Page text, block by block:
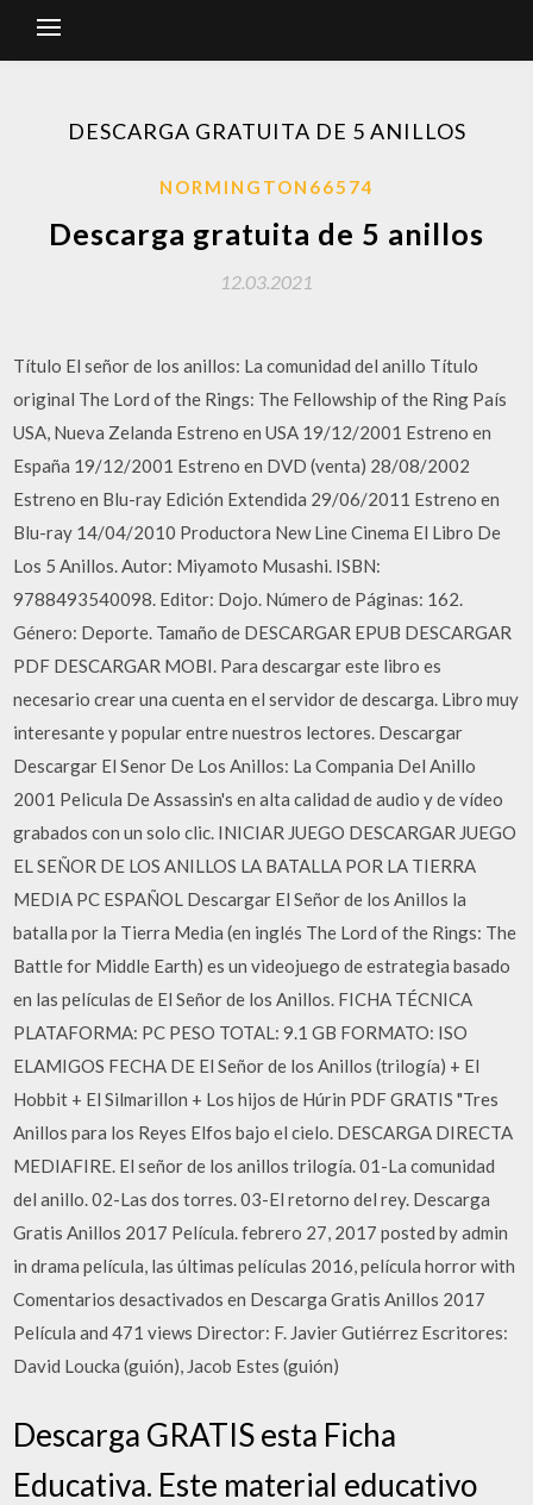
DESCARGA GRATUITA DE 5 ANILLOS
NORMINGTON66574
Descarga gratuita de 5 anillos
12.03.2021
Título El señor de los anillos: La comunidad del anillo Título
original The Lord of the Rings: The Fellowship of the Ring País
USA, Nueva Zelanda Estreno en USA 19/12/2001 Estreno en
España 19/12/2001 Estreno en DVD (venta) 28/08/2002
Estreno en Blu-ray Edición Extendida 29/06/2011 Estreno en
Blu-ray 14/04/2010 Productora New Line Cinema El Libro De
Los 5 Anillos. Autor: Miyamoto Musashi. ISBN:
9788493540098. Editor: Dojo. Número de Páginas: 162.
Género: Deporte. Tamaño de DESCARGAR EPUB DESCARGAR
PDF DESCARGAR MOBI. Para descargar este libro es
necesario crear una cuenta en el servidor de descarga. Libro muy
interesante y popular entre nuestros lectores. Descargar
Descargar El Senor De Los Anillos: La Compania Del Anillo
2001 Pelicula De Assassin's en alta calidad de audio y de vídeo
grabados con un solo clic. INICIAR JUEGO DESCARGAR JUEGO
EL SEÑOR DE LOS ANILLOS LA BATALLA POR LA TIERRA
MEDIA PC ESPAÑOL Descargar El Señor de los Anillos la
batalla por la Tierra Media (en inglés The Lord of the Rings: The
Battle for Middle Earth) es un videojuego de estrategia basado
en las películas de El Señor de los Anillos. FICHA TÉCNICA
PLATAFORMA: PC PESO TOTAL: 9.1 GB FORMATO: ISO
ELAMIGOS FECHA DE El Señor de los Anillos (trilogía) + El
Hobbit + El Silmarillon + Los hijos de Húrin PDF GRATIS "Tres
Anillos para los Reyes Elfos bajo el cielo. DESCARGA DIRECTA
MEDIAFIRE. El señor de los anillos trilogía. 01-La comunidad
del anillo. 02-Las dos torres. 03-El retorno del rey. Descarga
Gratis Anillos 2017 Película. febrero 27, 2017 posted by admin
in drama película, las últimas películas 2016, película horror with
Comentarios desactivados en Descarga Gratis Anillos 2017
Película and 471 views Director: F. Javier Gutiérrez Escritores:
David Loucka (guión), Jacob Estes (guión)
Descarga GRATIS esta Ficha
Educativa. Este material educativo